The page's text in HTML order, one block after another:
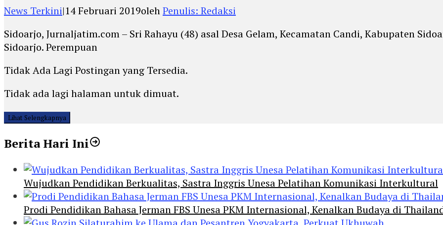
News Terkini|14 Februari 2019olehPenulis: Redaksi
Sidoarjo, Jurnaljatim.com – Sri Rahayu (48) asal Desa Gelam, Kecamatan Candi, Kabupaten
Sidoarjo. Perempuan
Tidak Ada Lagi Postingan yang Tersedia.
Tidak ada lagi halaman untuk dimuat.
Lihat Selengkapnya
Berita Hari Ini
Wujudkan Pendidikan Berkualitas, Sastra Inggris Unesa Pelatihan Komunikasi Interkultural
Prodi Pendidikan Bahasa Jerman FBS Unesa PKM Internasional, Kenalkan Budaya di